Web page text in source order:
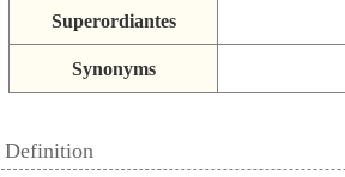
Superordiantes
Synonyms
Definition